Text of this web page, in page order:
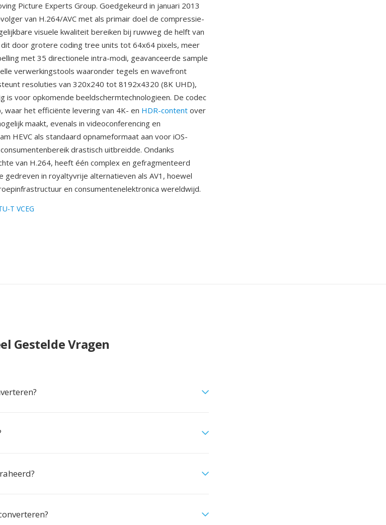
Picture Experts Group. Goedgekeurd in januari 2013
van H.264/AVC met als primair doel de compressie-
visuele kwaliteit bereiken bij ruwweg de helft van
door grotere coding tree units tot 64x64 pixels, meer
met 35 directionele intra-modi, geavanceerde sample
verwerkingstools waaronder tegels en wavefront
resoluties van 320x240 tot 8192x4320 (8K UHD),
voor opkomende beeldschermtechnologieen. De codec
het efficiënte levering van 4K- en HDR-content over
maakt, evenals in videoconferencing en
HEVC als standaard opnameformaat aan voor iOS-
drastisch uitbreidde. Ondanks
van H.264, heeft één complex en gefragmenteerd
gedreven in royaltyvrije alternatieven als AV1, hoewel
en consumentenelektronica wereldwijd.
T VCEG
Gestelde Vragen